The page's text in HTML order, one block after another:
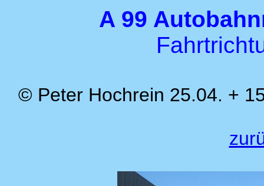
A 99
© Peter Hochrein 25.04. +